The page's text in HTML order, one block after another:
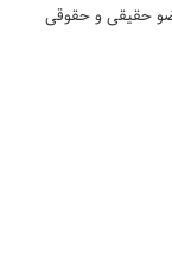
حقیقی و حقوقی